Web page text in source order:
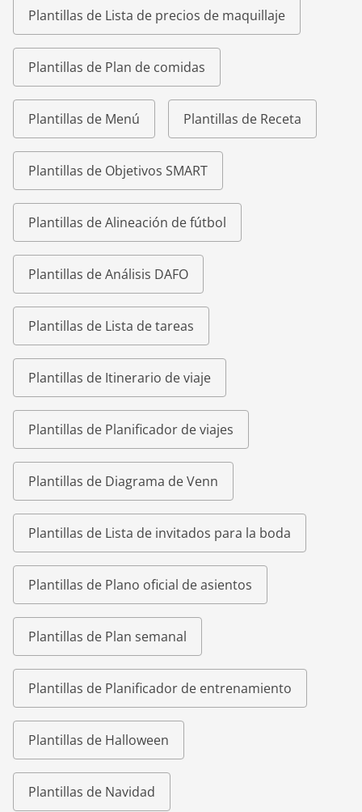
Plantillas de Lista de precios de maquillaje
Plantillas de Plan de comidas
Plantillas de Menú Plantillas de Receta
Plantillas de Objetivos SMART
Plantillas de Alineación de fútbol
Plantillas de Análisis DAFO
Plantillas de Lista de tareas
Plantillas de Itinerario de viaje
Plantillas de Planificador de viajes
Plantillas de Diagrama de Venn
Plantillas de Lista de invitados para la boda
Plantillas de Plano oficial de asientos
Plantillas de Plan semanal
Plantillas de Planificador de entrenamiento
Plantillas de Halloween
Plantillas de Navidad